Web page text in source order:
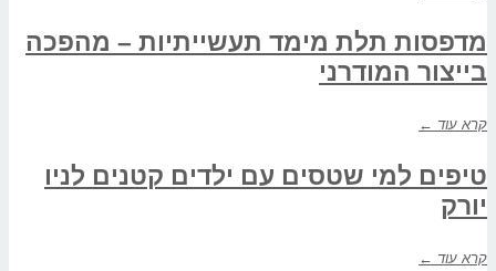
מדפסות תלת מימד תעשייתיות – מהפכה
בייצור המודרני
קרא עוד ←
טיפים למי שטסים עם ילדים קטנים לניו
יורק
קרא עוד ←